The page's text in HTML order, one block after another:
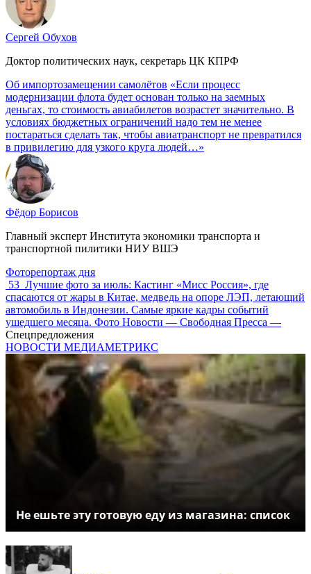
Сергей Обухов
Доктор политических наук, секретарь ЦК КПРФ
Об импортозамещении самолётов «Если процесс
модернизации флота будет основан только на заемных
деньгах, то стоимость авиабилетов возрастет значительно. В
условиях бюджетных ограничений надо тем не менее
постараться сделать так, чтобы авиатранспорт не превратился
в привилегию для узкого круга людей…»
Фёдор Борисов
Главный эксперт Института экономики транспорта и
транспортной пилитики НИУ ВШЭ
Фоторепортаж дня
53 Лучшие фото за июль: Кастинг «Мисс Россия», где
спасаются от жары в Китае, медведь на опоре ЛЭП, летающий
автомобиль в Индонезии. Самые яркие кадры событий
ушедшего месяца. Фото Новости — Свободная Пресса —
Спецпредложения
НОВОСТИ МЕДИАМЕТРИКС
Не ешьте эту готовую еду из магазина: список